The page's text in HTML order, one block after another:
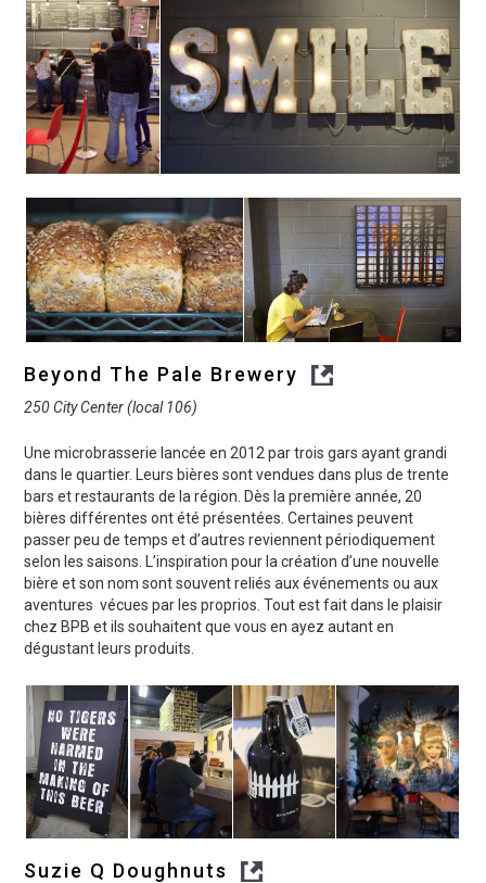
Beyond The Pale Brewery
250 City Center (local 106)
Une microbrasserie lancée en 2012 par trois gars ayant grandi
dans le quartier. Leurs bières sont vendues dans plus de trente
bars et restaurants de la région. Dès la première année, 20
bières différentes ont été présentées. Certaines peuvent
passer peu de temps et d’autres reviennent périodiquement
selon les saisons. L’inspiration pour la création d’une nouvelle
bière et son nom sont souvent reliés aux événements ou aux
aventures vécues par les proprios. Tout est fait dans le plaisir
chez BPB et ils souhaitent que vous en ayez autant en
dégustant leurs produits.
Suzie Q Doughnuts